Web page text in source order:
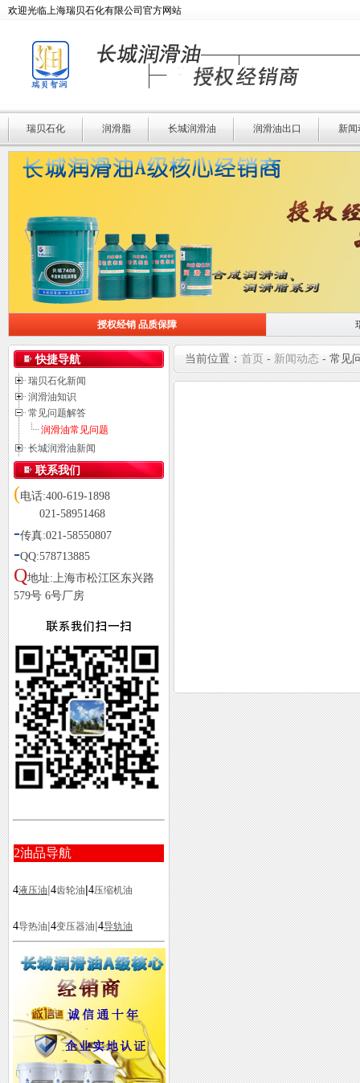
欢迎光临上海瑞贝石化有限公司官方网站
瑞贝石化 润滑脂 长城润滑油 润滑油出口 新闻
授权经销 品质保障
授权经销 品质保障
瑞贝石化 专业润滑
快捷导航
瑞贝石化新闻
润滑油知识
常见问题解答
润滑油常见问题
长城润滑油新闻
联系我们
(电话:400-619-1898
021-58951468
-传真:021-58550807
-QQ:578713885
Q地址:上海市松江区东兴路
579号 6号厂房
2油品导航
4液压油|4齿轮油|4压缩机油
4导热油|4变压器油|4导轨油
当前位置： 首页 - 新闻动态 - 常见